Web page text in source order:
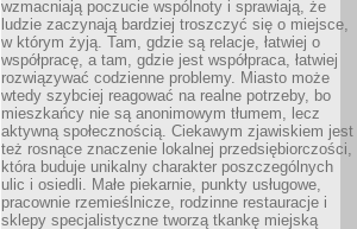
wzmacniają poczucie wspólnoty i sprawiają, że
ludzie zaczynają bardziej troszczyć się o miejsce,
w którym żyją. Tam, gdzie są relacje, łatwiej o
współpracę, a tam, gdzie jest współpraca, łatwiej
rozwiązywać codzienne problemy. Miasto może
wtedy szybciej reagować na realne potrzeby, bo
mieszkańcy nie są anonimowym tłumem, lecz
aktywną społecznością. Ciekawym zjawiskiem jest
też rosnące znaczenie lokalnej przedsiębiorczości,
która buduje unikalny charakter poszczególnych
ulic i osiedli. Małe piekarnie, punkty usługowe,
pracownie rzemieślnicze, rodzinne restauracje i
sklepy specjalistyczne tworzą tkankę miejską